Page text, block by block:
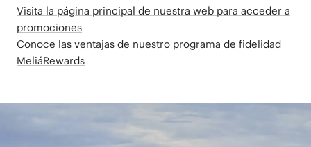
Visita la página principal de nuestra web para acceder a
promociones
Conoce las ventajas de nuestro programa de fidelidad
MeliáRewards